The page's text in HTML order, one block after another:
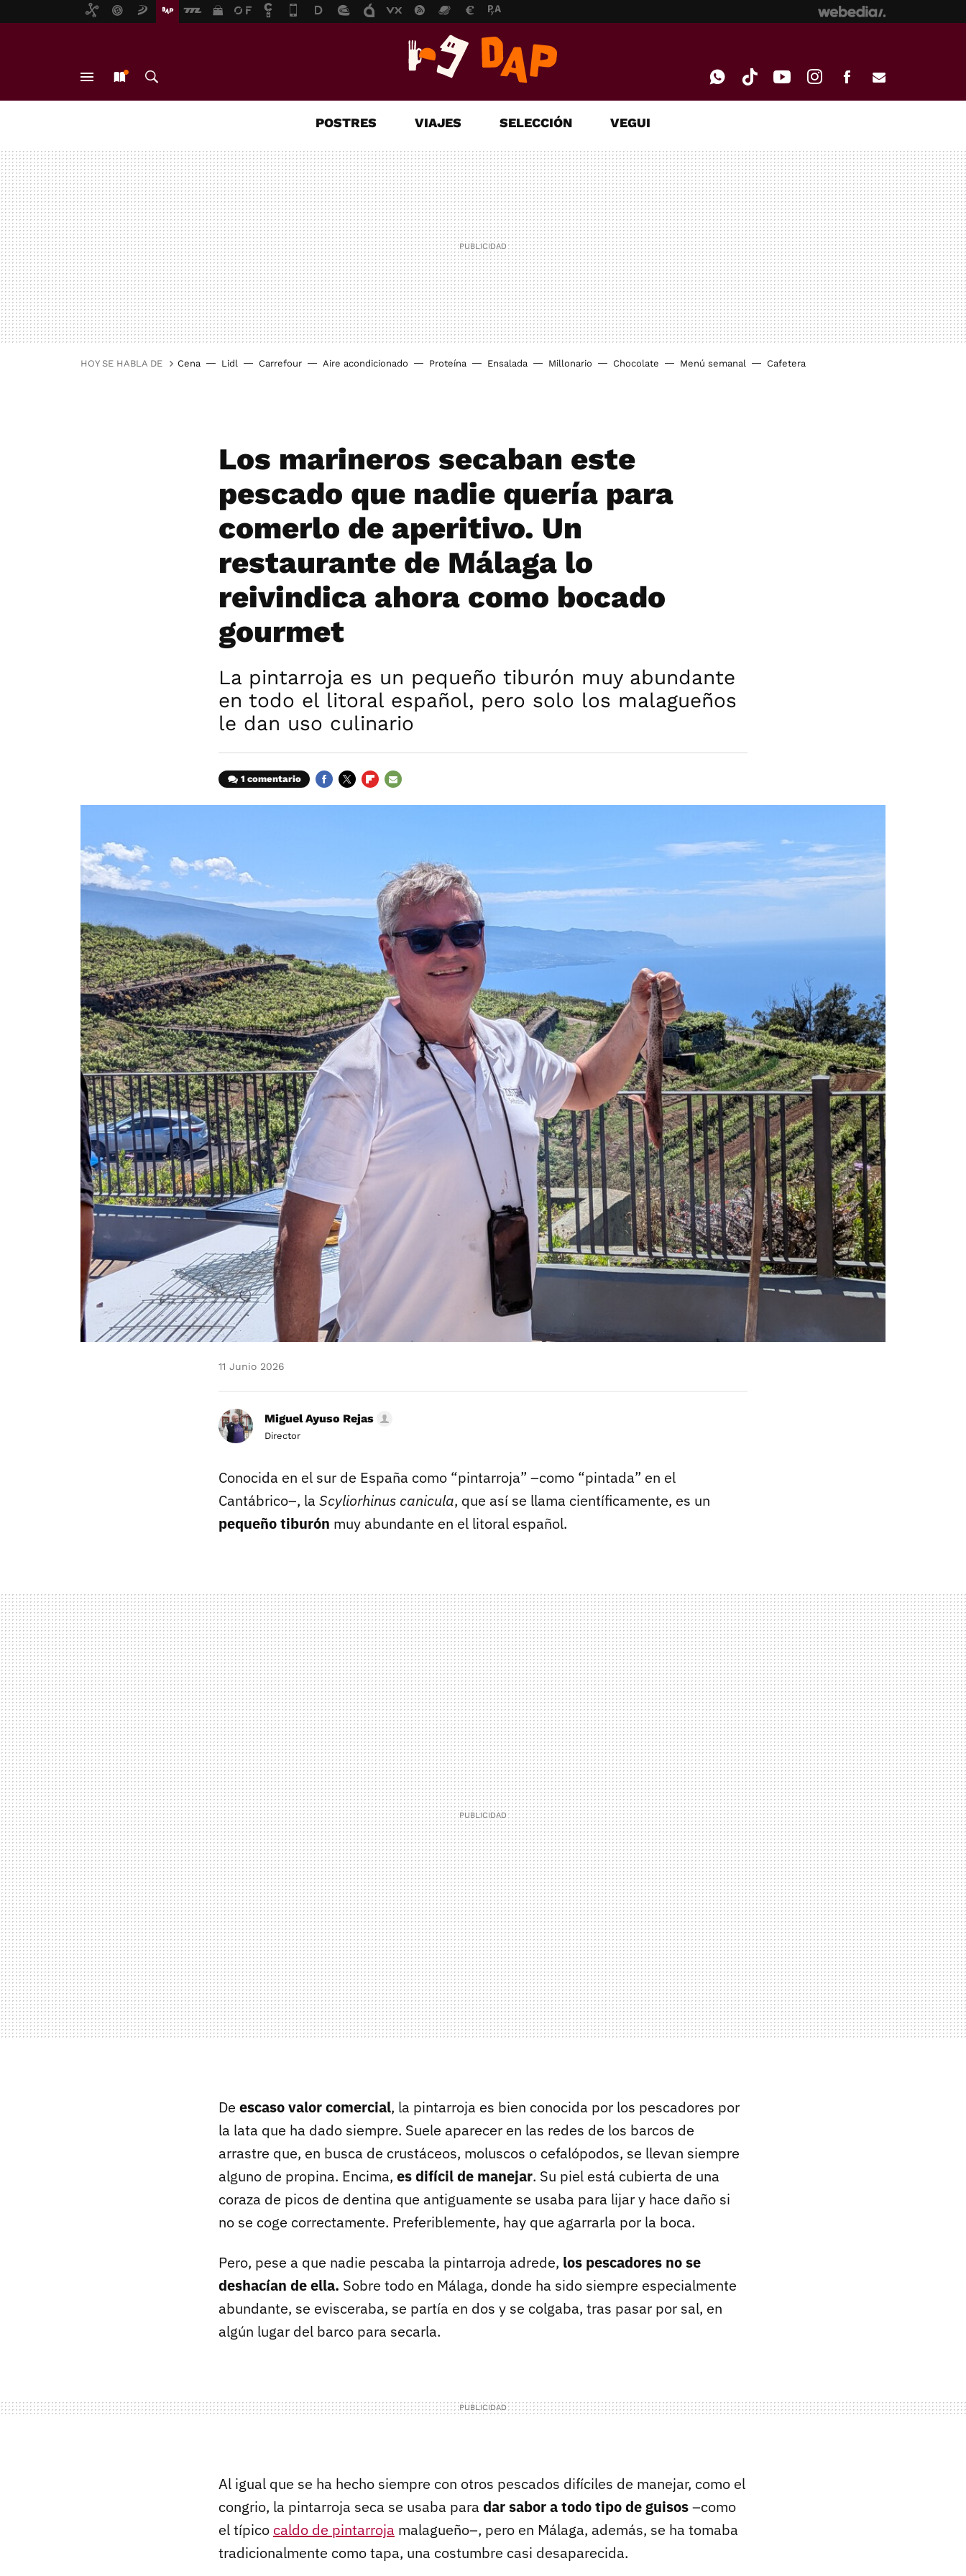
MAIL
POSTRES VIAJES SELECCIÓN VEGUI
HOY SE HABLA DE Cena Lidl Carrefour Aire acondicionado Proteína Ensalada Millonario Chocolate Menú semanal Cafetera
Los marineros secaban este
pescado que nadie quería para
comerlo de aperitivo. Un
restaurante de Málaga lo
reivindica ahora como bocado
gourmet
La pintarroja es un pequeño tiburón muy abundante
en todo el litoral español, pero solo los malagueños
le dan uso culinario
1 comentario
11 Junio 2026
Miguel Ayuso Rejas
Director
Conocida en el sur de España como “pintarroja” –como “pintada” en el
Cantábrico–, la Scyliorhinus canicula, que así se llama científicamente, es un
pequeño tiburón muy abundante en el litoral español.
De escaso valor comercial, la pintarroja es bien conocida por los pescadores por
la lata que ha dado siempre. Suele aparecer en las redes de los barcos de
arrastre que, en busca de crustáceos, moluscos o cefalópodos, se llevan siempre
alguno de propina. Encima, es difícil de manejar. Su piel está cubierta de una
coraza de picos de dentina que antiguamente se usaba para lijar y hace daño si
no se coge correctamente. Preferiblemente, hay que agarrarla por la boca.
Pero, pese a que nadie pescaba la pintarroja adrede, los pescadores no se
deshacían de ella. Sobre todo en Málaga, donde ha sido siempre especialmente
abundante, se evisceraba, se partía en dos y se colgaba, tras pasar por sal, en
algún lugar del barco para secarla.
Al igual que se ha hecho siempre con otros pescados difíciles de manejar, como el
congrio, la pintarroja seca se usaba para dar sabor a todo tipo de guisos–como
el típico caldo de pintarroja malagueño–, pero en Málaga, además, se ha tomaba
tradicionalmente como tapa, una costumbre casi desaparecida.